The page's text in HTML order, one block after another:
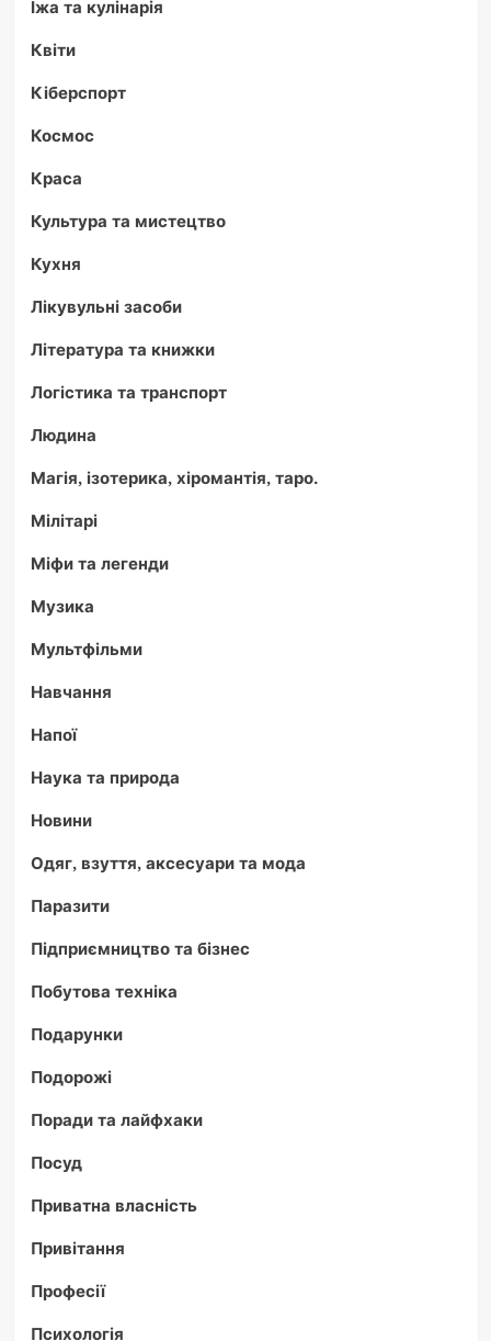
Їжа та кулінарія
Квіти
Кіберспорт
Космос
Краса
Культура та мистецтво
Кухня
Лікувульні засоби
Література та книжки
Логістика та транспорт
Людина
Магія, ізотерика, хіромантія, таро.
Мілітарі
Міфи та легенди
Музика
Мультфільми
Навчання
Напої
Наука та природа
Новини
Одяг, взуття, аксесуари та мода
Паразити
Підприємництво та бізнес
Побутова техніка
Подарунки
Подорожі
Поради та лайфхаки
Посуд
Приватна власність
Привітання
Професії
Психологія